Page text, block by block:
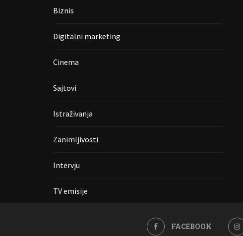
Biznis
Digitalni marketing
Cinema
Sajtovi
Istraživanja
Zanimljivosti
Intervju
TV emisije
FACEBOOK